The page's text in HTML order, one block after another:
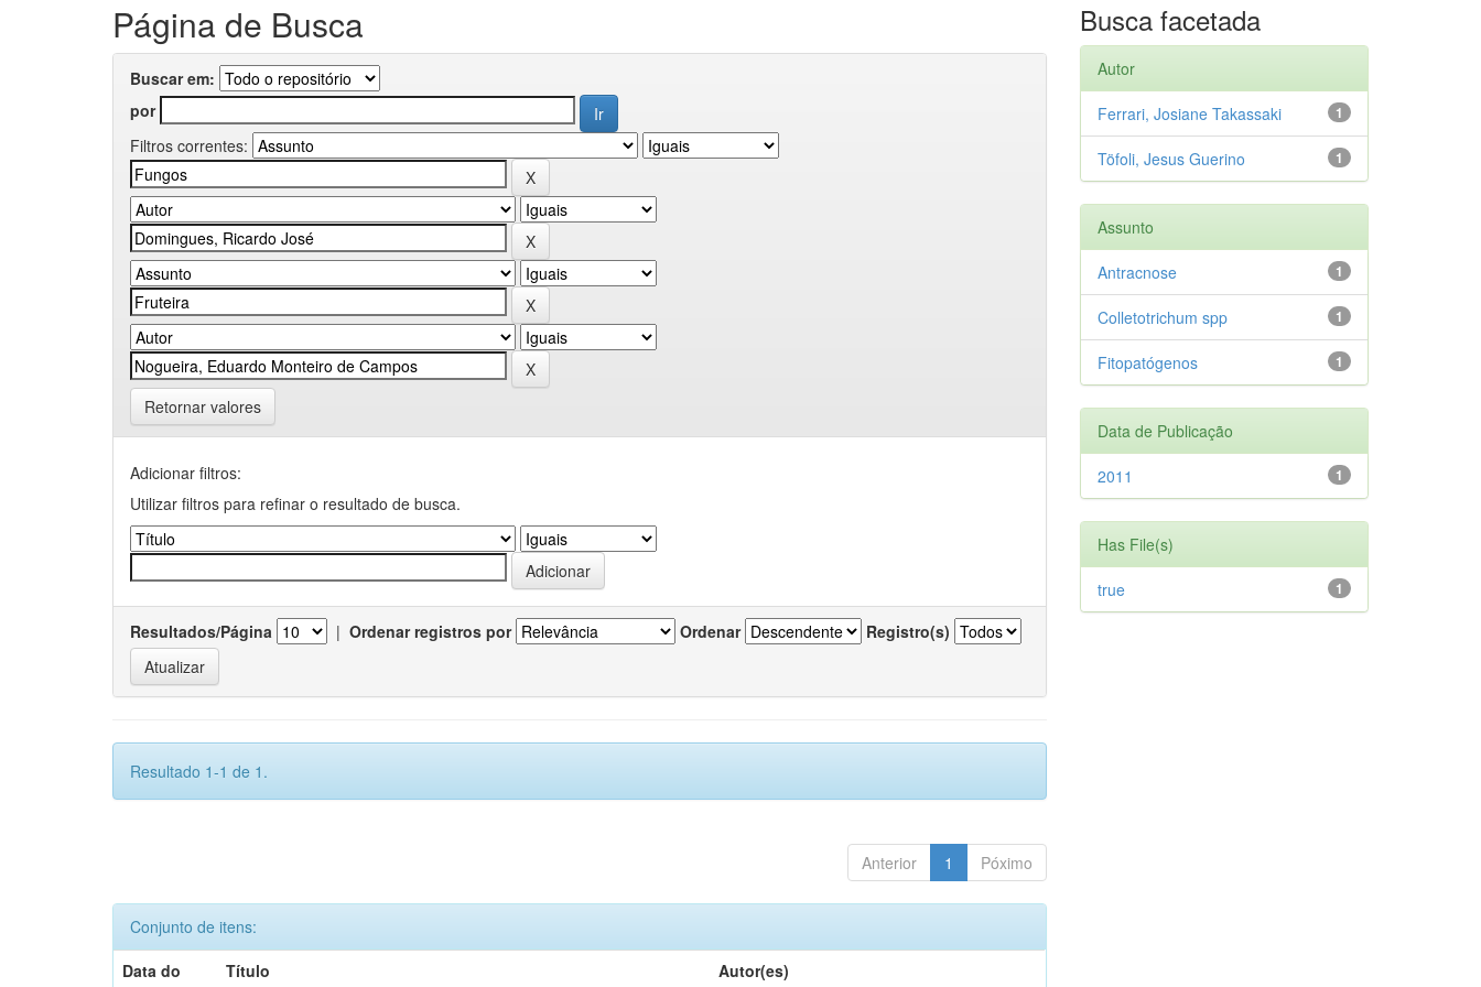
Página de Busca
Buscar em:
por
Filtros correntes:
Retornar valores
Adicionar filtros:
Utilizar filtros para refinar o resultado de busca.
Resultados/Página | Ordenar registros por Ordenar Registro(s)
Resultado 1-1 de 1.
Anterior 1 Póximo
Conjunto de itens:
Data do
Título Autor(es)
Busca facetada
Autor
1
Ferrari, Josiane Takassaki
1
Töfoli, Jesus Guerino
Assunto
1
Antracnose
1
Colletotrichum spp
1
Fitopatógenos
Data de Publicação
1
2011
Has File(s)
1
true